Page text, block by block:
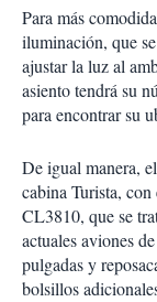
Para más
iluminación, que
ajustar la luz al
asiento tendrá su
para encontrar su
De igual manera,
cabina Turista,
CL3810, que se
actuales aviones
pulgadas y
bolsillos